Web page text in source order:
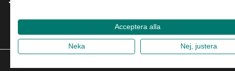
Acceptera alla
Neka Nej, justera